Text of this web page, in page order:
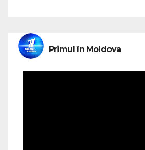
Primul în Moldova